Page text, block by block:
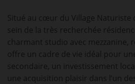
Situé au cœur du Village Naturiste
sein de la très recherchée
charmant studio avec mezzanine,
offre un cadre de vie idéal pour
secondaire, un investissement
une acquisition plaisir dans l’un